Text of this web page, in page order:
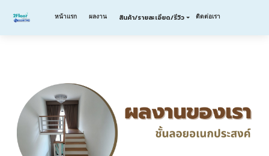
หน้าแรก ผลงาน สินค้า/รายละเอียด/รีวิว ติดต่อเรา